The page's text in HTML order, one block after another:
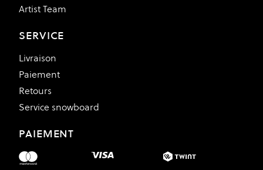
Artist Team
SERVICE
Livraison
Paiement
Retours
Service snowboard
PAIEMENT